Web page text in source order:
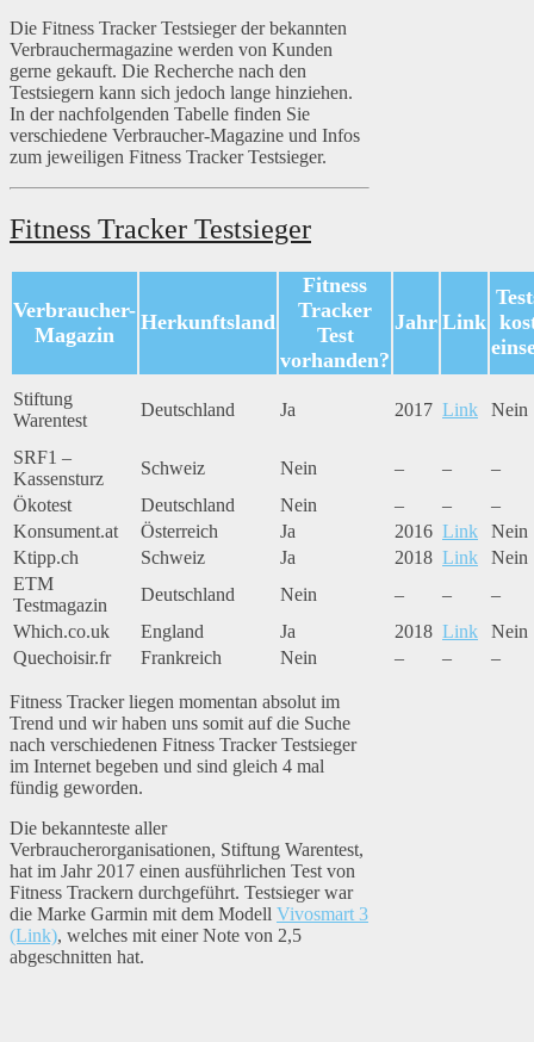
Die Fitness Tracker Testsieger der bekannten
Verbrauchermagazine werden von Kunden
gerne gekauft. Die Recherche nach den
Testsiegern kann sich jedoch lange hinziehen.
In der nachfolgenden Tabelle finden Sie
verschiedene Verbraucher-Magazine und Infos
zum jeweiligen Fitness Tracker Testsieger.
Fitness Tracker Testsieger
Verbraucher-
Magazin
Herkunftsland
Fitness
Tracker
Test
vorhanden?
Jahr Link
Stiftung
Warentest
Deutschland Ja 2017 Link Nein
SRF1 –
Kassensturz
Schweiz Nein – –
–
Ökotest
Deutschland Nein – –
–
Konsument.at
Österreich Ja 2016 Link
Nein
Ktipp.ch
Schweiz Ja 2018 Link
Nein
ETM
Testmagazin
Deutschland Nein – –
–
Which.co.uk
England Ja 2018 Link
Nein
Quechoisir.fr
Frankreich Nein – – –
Fitness Tracker liegen momentan absolut im
Trend und wir haben uns somit auf die Suche
nach verschiedenen Fitness Tracker Testsieger
im Internet begeben und sind gleich 4 mal
fündig geworden.
Die bekannteste aller
Verbraucherorganisationen, Stiftung Warentest,
hat im Jahr 2017 einen ausführlichen Test von
Fitness Trackern durchgeführt. Testsieger war
die Marke Garmin mit dem Modell Vivosmart 3
(Link), welches mit einer Note von 2,5
abgeschnitten hat.